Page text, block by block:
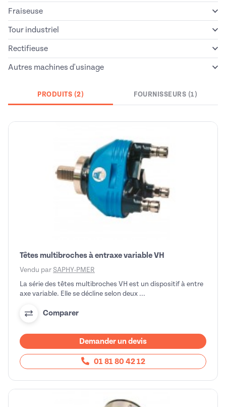
Fraiseuse
Tour industriel
Rectifieuse
Autres machines d'usinage
PRODUITS (2) FOURNISSEURS (1)
Têtes multibroches à entraxe variable VH
Vendu par SAPHY-PMER
La série des têtes multibroches VH est un dispositif à entre
axe variable. Elle se décline selon deux ...
Comparer
Demander un devis
01 81 80 42 12